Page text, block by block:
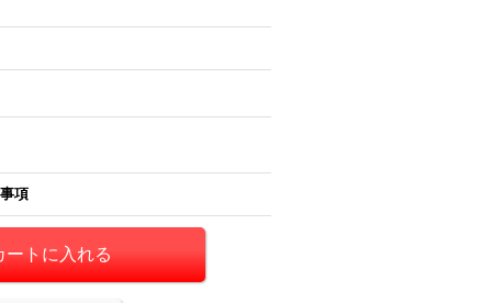
項